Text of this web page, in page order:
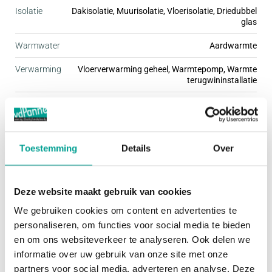
Toestemming Details Over
Deze website maakt gebruik van cookies
We gebruiken cookies om content en advertenties te
personaliseren, om functies voor social media te bieden
en om ons websiteverkeer te analyseren. Ook delen we
informatie over uw gebruik van onze site met onze
partners voor social media, adverteren en analyse. Deze
iedereen een passende woning te vinden. Stuk voor
stuk zijn deze woningen fraai afgewerkt met mooie
De kleine woonbuurten hebben een ding met elkaar
gemeen; ze zijn kindvriendelijk én autoluw. Dit
zorgt ervoor dat je rustig en omgeven door groen
gemakkelijk kunt opzoeken.
variatie koopwoningen, waarbij geen plattegrond
precies hetzelfde is. Afhankelijk van de grootte van
je gezin of je woonbehoefte, kies je voor een
rijwoning in de breedte van 5.40, 5.70 of 6.00 m,
Isolatie
Dakisolatie, Muurisolatie, Vloerisolatie, Driedubbel
glas
Warmwater Aardwarmte
Verwarming
Vloerverwarming geheel, Warmtepomp, Warmte
terugwininstallatie
Buitenruimte
Tuin Achtertuin, Voortuin
Oppervlakte hoofdtuin
Bergruimte